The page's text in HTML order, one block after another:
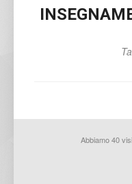
Abbiamo 40